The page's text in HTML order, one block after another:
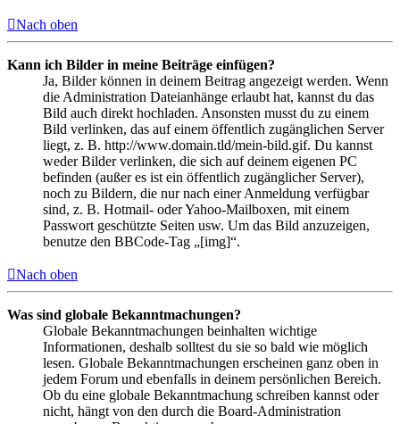
Nach oben
Kann ich Bilder in meine Beiträge einfügen?
Ja, Bilder können in deinem Beitrag angezeigt werden. Wenn
die Administration Dateianhänge erlaubt hat, kannst du das
Bild auch direkt hochladen. Ansonsten musst du zu einem
Bild verlinken, das auf einem öffentlich zugänglichen Server
liegt, z. B. http://www.domain.tld/mein-bild.gif. Du kannst
weder Bilder verlinken, die sich auf deinem eigenen PC
befinden (außer es ist ein öffentlich zugänglicher Server),
noch zu Bildern, die nur nach einer Anmeldung verfügbar
sind, z. B. Hotmail- oder Yahoo-Mailboxen, mit einem
Passwort geschützte Seiten usw. Um das Bild anzuzeigen,
benutze den BBCode-Tag „[img]“.
Nach oben
Was sind globale Bekanntmachungen?
Globale Bekanntmachungen beinhalten wichtige
Informationen, deshalb solltest du sie so bald wie möglich
lesen. Globale Bekanntmachungen erscheinen ganz oben in
jedem Forum und ebenfalls in deinem persönlichen Bereich.
Ob du eine globale Bekanntmachung schreiben kannst oder
nicht, hängt von den durch die Board-Administration